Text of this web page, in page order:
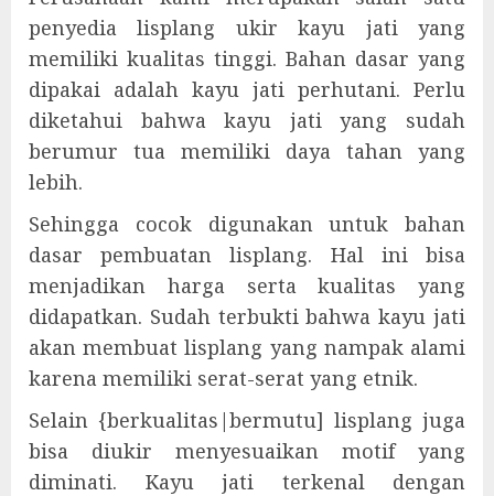
penyedia lisplang ukir kayu jati yang
memiliki kualitas tinggi. Bahan dasar yang
dipakai adalah kayu jati perhutani. Perlu
diketahui bahwa kayu jati yang sudah
berumur tua memiliki daya tahan yang
lebih.
Sehingga cocok digunakan untuk bahan
dasar pembuatan lisplang. Hal ini bisa
menjadikan harga serta kualitas yang
didapatkan. Sudah terbukti bahwa kayu jati
akan membuat lisplang yang nampak alami
karena memiliki serat-serat yang etnik.
Selain {berkualitas|bermutu] lisplang juga
bisa diukir menyesuaikan motif yang
diminati. Kayu jati terkenal dengan